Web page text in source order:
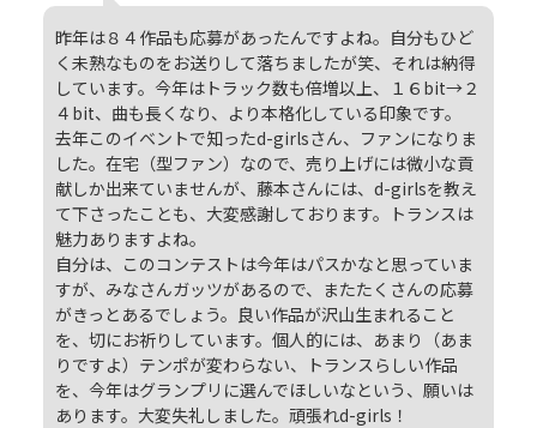
昨年は８４作品も応募があったんですよね。自分もひど
く未熟なものをお送りして落ちましたが笑、それは納得
しています。今年はトラック数も倍増以上、１６bit→２
４bit、曲も長くなり、より本格化している印象です。
去年このイベントで知ったd-girlsさん、ファンになりま
した。在宅（型ファン）なので、売り上げには微小な貢
献しか出来ていませんが、藤本さんには、d-girlsを教え
て下さったことも、大変感謝しております。トランスは
魅力ありますよね。
自分は、このコンテストは今年はパスかなと思っていま
すが、みなさんガッツがあるので、またたくさんの応募
がきっとあるでしょう。良い作品が沢山生まれること
を、切にお祈りしています。個人的には、あまり（あま
りですよ）テンポが変わらない、トランスらしい作品
を、今年はグランプリに選んでほしいなという、願いは
あります。大変失礼しました。頑張れd-girls！